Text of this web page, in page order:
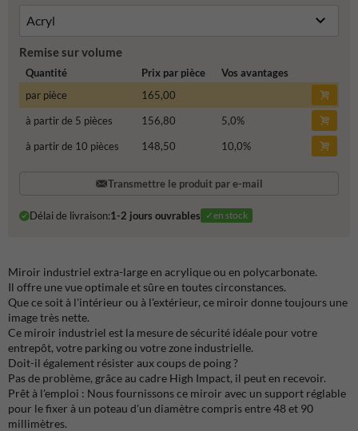
Remise sur volume
Quantité Prix par pièce
Vos avantages
par pièce
165,00
à partir de 5 pièces
156,80 5,0%
à partir de 10 pièces
148,50 10,0%
Transmettre le produit par e-mail
Délai de livraison:1-2 jours ouvrables ✓en stock
Miroir industriel extra-large en acrylique ou en polycarbonate.
Il offre une vue optimale et sûre en toutes circonstances.
Que ce soit à l'intérieur ou à l'extérieur, ce miroir donne toujours une
image très nette.
Ce miroir industriel est la mesure de sécurité idéale pour votre
entrepôt, votre parking ou votre zone industrielle.
Doit-il également résister aux coups de poing ?
Pas de problème, grâce au cadre High Impact, il peut en recevoir.
Prêt à l'emploi : Nous fournissons ce miroir avec un support réglable
pour le fixer à un poteau d'un diamètre compris entre 48 et 90
millimètres.